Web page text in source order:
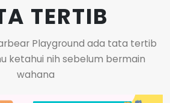
TERTIB
Playground ada tata tertib
ketahui nih sebelum bermain
wahana